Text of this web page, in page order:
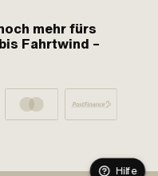
mehr fürs
Fahrtwind –
Hilfe